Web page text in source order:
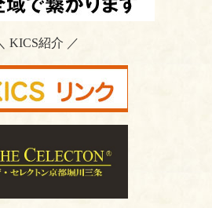
KICS紹介 ／